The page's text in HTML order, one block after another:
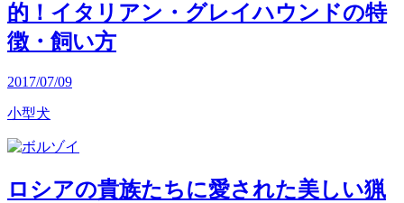
的！イタリアン・グレイハウンドの特
徴・飼い方
2017/07/09
小型犬
ロシアの貴族たちに愛された美しい猟